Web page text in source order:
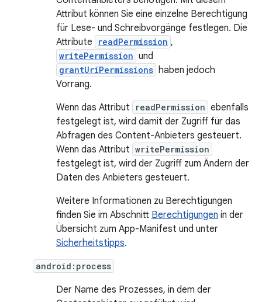
Attribut können Sie eine einzelne Berechtigung
für Lese- und Schreibvorgänge festlegen. Die
Attribute
readPermission ,
writePermission und
grantUriPermissions haben jedoch
Vorrang.
Wenn das Attribut
readPermission ebenfalls
festgelegt ist, wird damit der Zugriff für das
Abfragen des Content-Anbieters gesteuert.
Wenn das Attribut writePermission
festgelegt ist, wird der Zugriff zum Ändern der
Daten des Anbieters gesteuert.
Weitere Informationen zu Berechtigungen
finden Sie im Abschnitt Berechtigungen in der
Übersicht zum App-Manifest und unter
Sicherheitstipps.
android:process
Der Name des Prozesses, in dem der